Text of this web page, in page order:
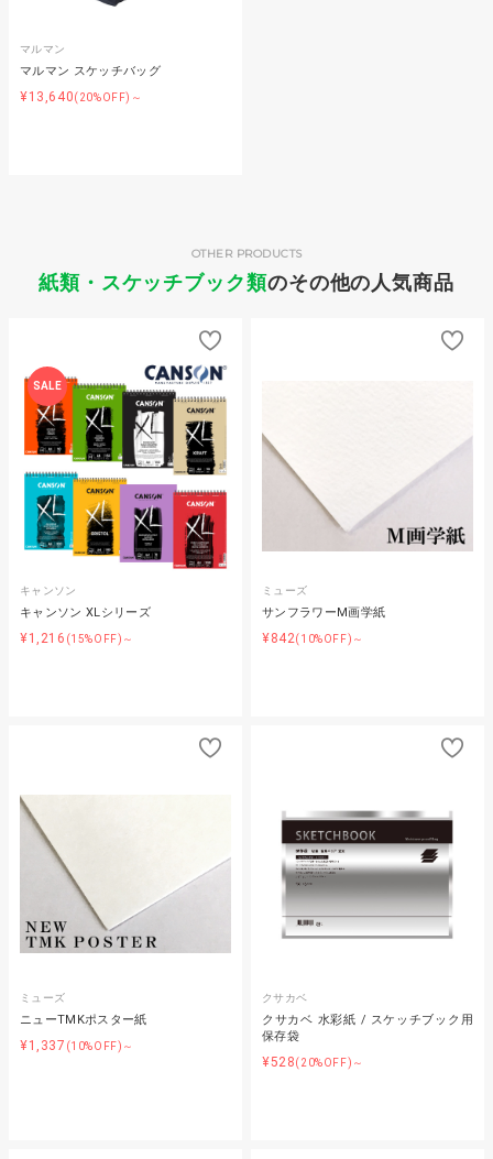
マルマン
マルマン スケッチバッグ
¥13,640(20%OFF)～
紙類・スケッチブック類のその他の人気商品
OTHER PRODUCTS
SALE
キャンソン
キャンソン XLシリーズ
¥1,216 (15%OFF)～
ミューズ
サンフラワーM画学紙
¥842(10%OFF)～
ミューズ
ニューTMKポスター紙
¥1,337 (10%OFF)～
クサカベ
クサカベ 水彩紙 / スケッチブック用
保存袋
¥528(20%OFF)～